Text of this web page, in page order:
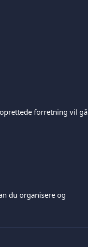
forretning vil gå
du organisere og